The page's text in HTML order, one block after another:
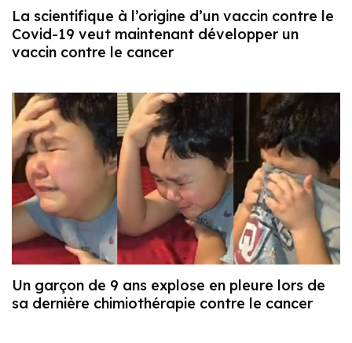
La scientifique à l’origine d’un vaccin contre le
Covid-19 veut maintenant développer un
vaccin contre le cancer
Un garçon de 9 ans explose en pleure lors de
sa dernière chimiothérapie contre le cancer